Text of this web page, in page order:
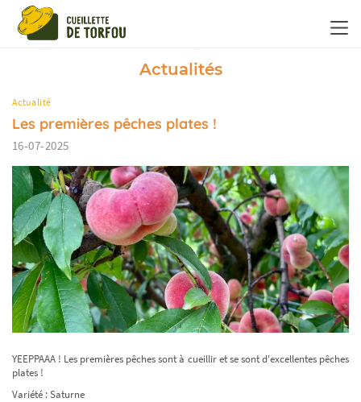
Actualités
Actualité
Les premières pêches plates !
16-07-2025
YEEPPAAA ! Les premières pêches sont à cueillir et se sont d'excellentes pêches
plates !
Variété : Saturne
Panneau de gestion des cookies